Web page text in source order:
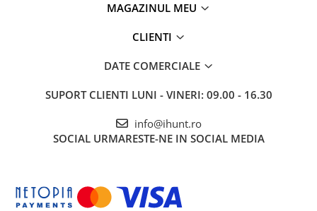
Stații de Încărcare Comerciale /
256GB Stocare Interna +
Expansiune de 2TB
microSD de pana la 2TB, nu vei mai avea niciodata probleme de
MAGAZINUL MEU
CLIENTI
DATE COMERCIALE
SUPORT CLIENTI LUNI - VINERI: 09.00 - 16.30
info@ihunt.ro
SOCIAL URMARESTE-NE IN SOCIAL MEDIA